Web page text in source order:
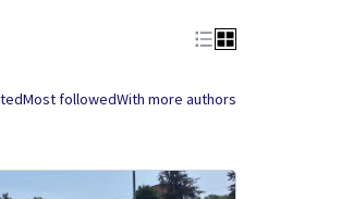
Most followedWith more authors